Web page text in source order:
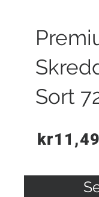
Sort